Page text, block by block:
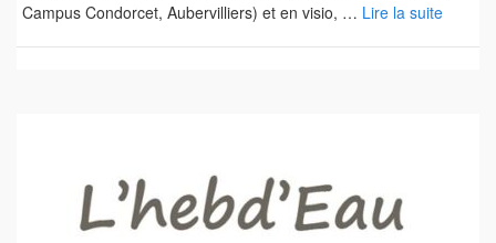
Campus Condorcet, Aubervilliers) et en visio, … Lire la suite